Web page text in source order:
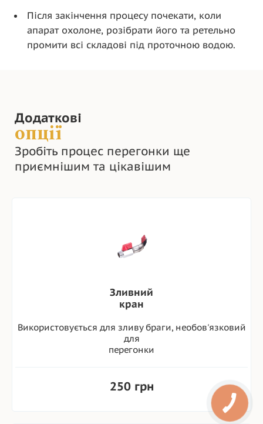
Після закінчення процесу почекати, коли
апарат охолоне, розібрати його та ретельно
промити всі складові під проточною водою.
Додаткові
опції
Зробіть процес перегонки ще
приємнішим та цікавішим
Зливний
кран
Використовується для зливу браги, необов'язковий
для
перегонки
250 грн